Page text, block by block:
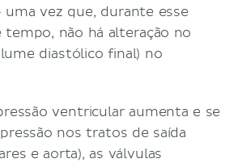
uma vez que, durante esse
não há alteração no
diastólico final) no
ventricular aumenta e se
nos tratos de saída
e aorta), as válvulas